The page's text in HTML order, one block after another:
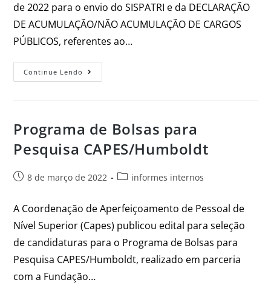
de 2022 para o envio do SISPATRI e da DECLARAÇÃO
DE ACUMULAÇÃO/NÃO ACUMULAÇÃO DE CARGOS
PÚBLICOS, referentes ao…
Continue Lendo
Programa de Bolsas para
Pesquisa CAPES/Humboldt
8 de março de 2022 informes internos
A Coordenação de Aperfeiçoamento de Pessoal de
Nível Superior (Capes) publicou edital para seleção
de candidaturas para o Programa de Bolsas para
Pesquisa CAPES/Humboldt, realizado em parceria
com a Fundação…